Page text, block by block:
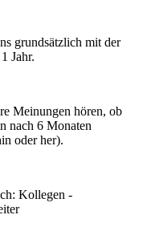
grundsätzlich mit der
Jahr.
Meinungen hören, ob
nach 6 Monaten
oder her).
Kollegen -